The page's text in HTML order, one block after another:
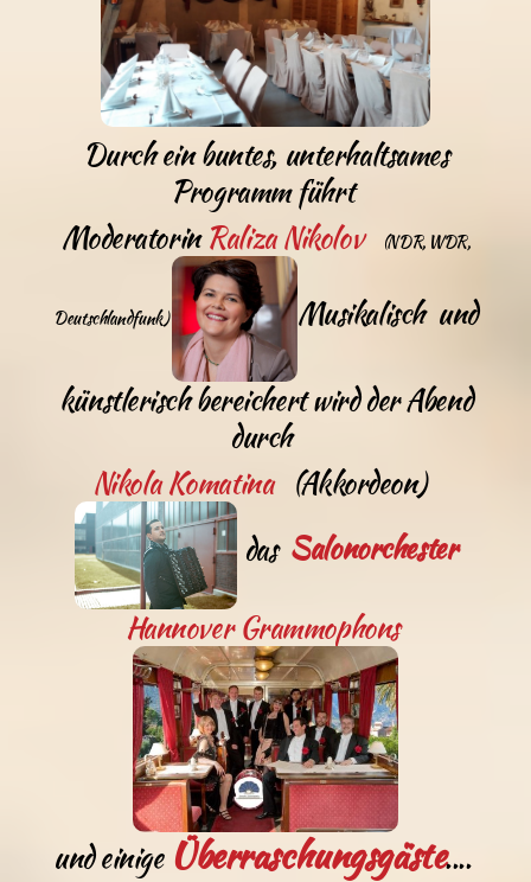
Durch ein buntes, unterhaltsames
Programm führt
ModeratorinRaliza Nikolov (NDR, WDR,
Deutschlandfunk) Musikalisch und
künstlerisch bereichert wird der Abend
durch
Nikola Komatina (Akkordeon)
das Salonorchester
Hannover Grammophons
und einige Überraschungsgäste....